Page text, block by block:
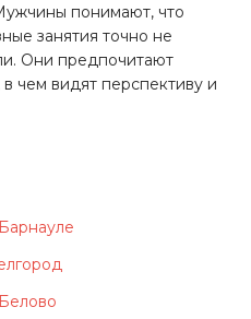
понимают, что
занятия точно не
Они предпочитают
чем видят перспективу и
не заводят отношения,
неоправданно.
так как это гораздо